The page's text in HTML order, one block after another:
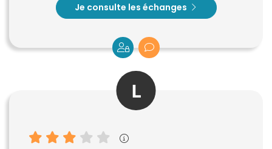
Je consulte les échanges
L